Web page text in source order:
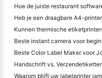
Beste instant camera voor
Waarom blijft uw labelprinter